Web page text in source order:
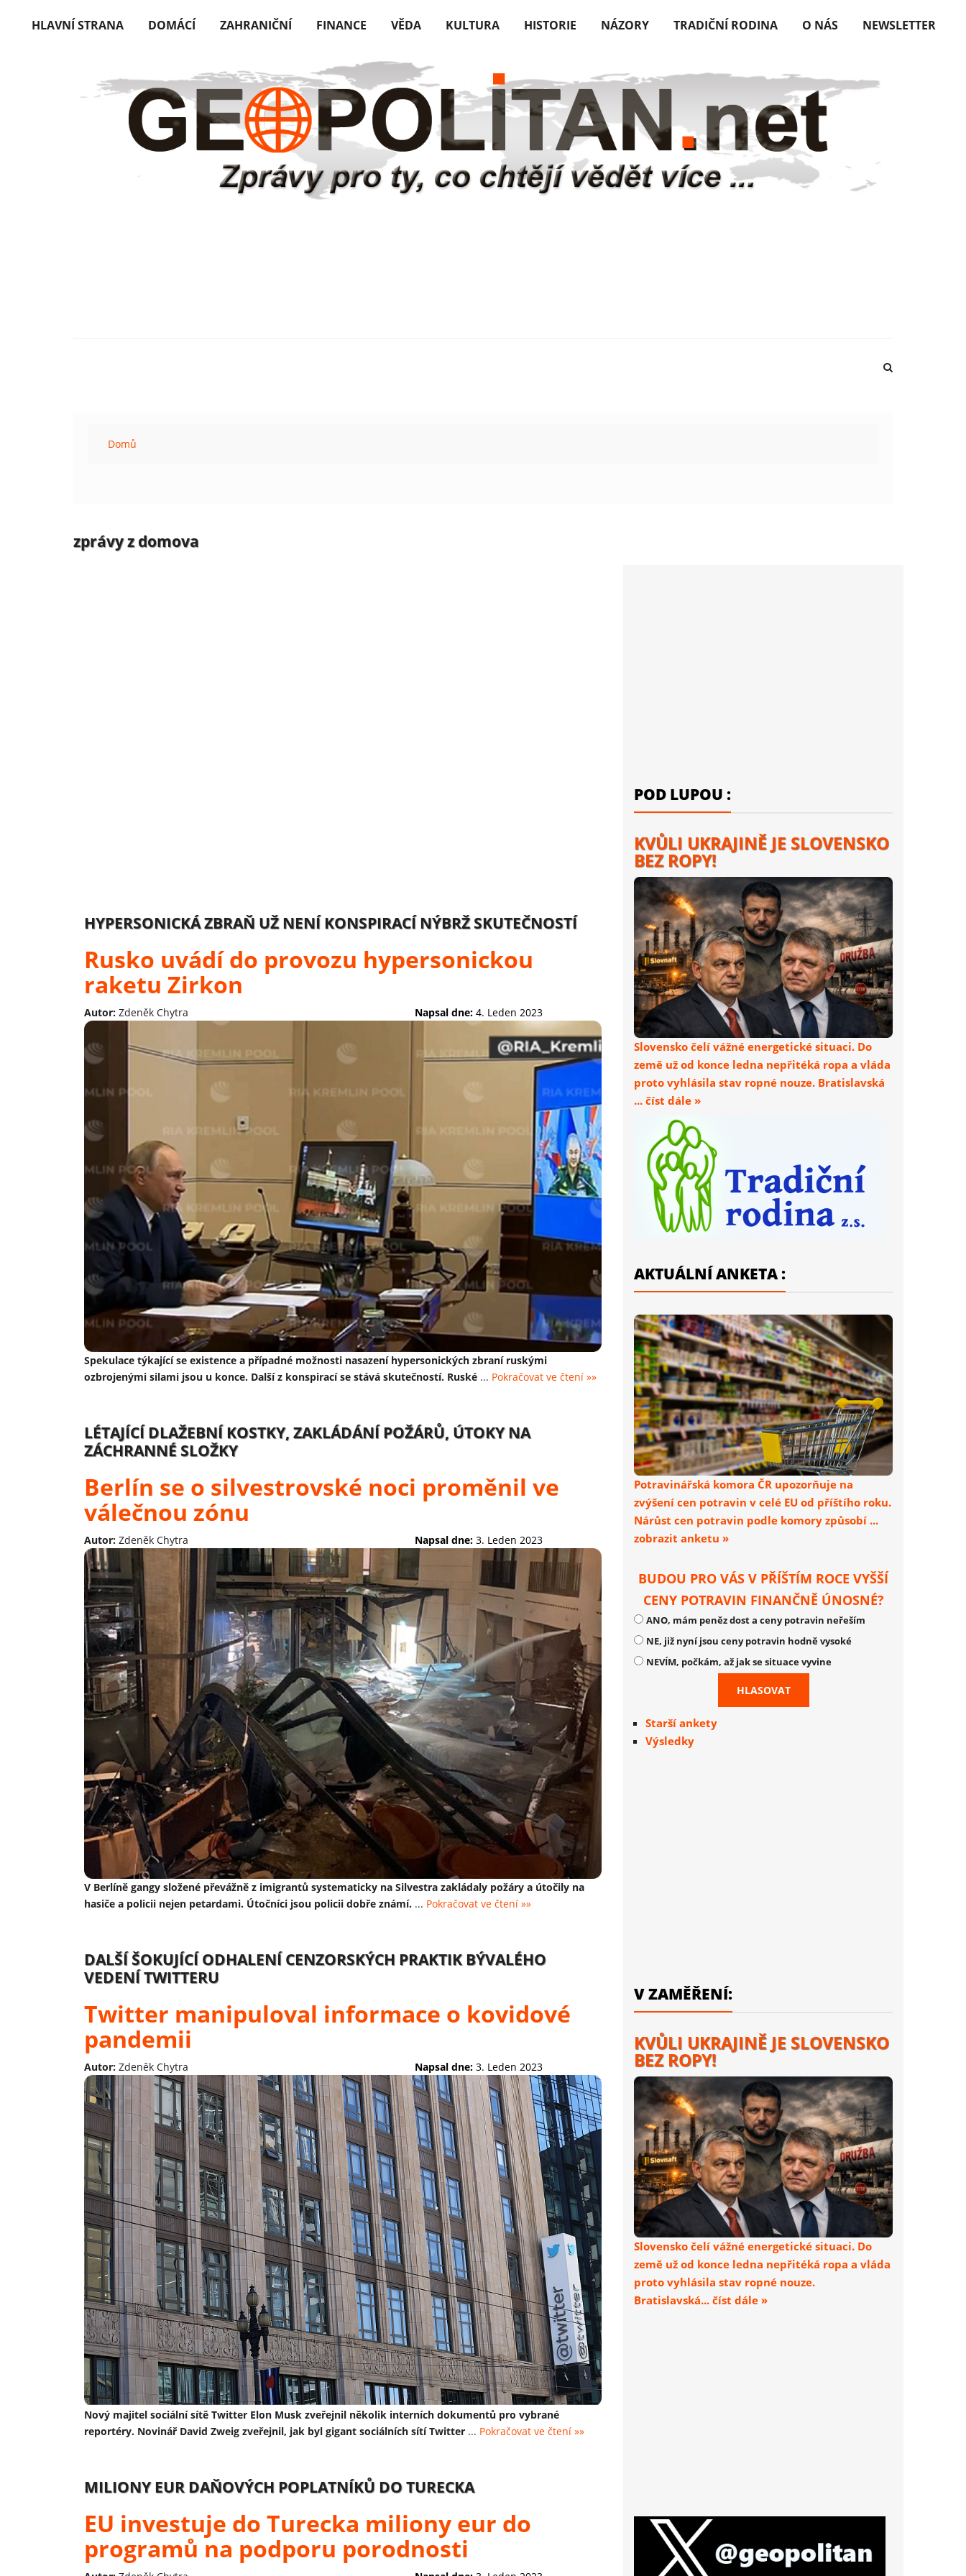
HLAVNÍ STRANA DOMÁCÍ ZAHRANIČNÍ FINANCE VĚDA KULTURA HISTORIE NÁZORY TRADIČNÍ RODINA O NÁS NEWSLETTER
Domů
zprávy z domova
HYPERSONICKÁ ZBRAŇ UŽ NENÍ KONSPIRACÍ NÝBRŽ SKUTEČNOSTÍ
Rusko uvádí do provozu hypersonickou
raketu Zirkon
Autor: Zdeněk Chytra Napsal dne: 4. Leden 2023
Spekulace týkající se existence a případné možnosti nasazení hypersonických zbraní ruskými
ozbrojenými silami jsou u konce. Další z konspirací se stává skutečností. Ruské ... Pokračovat ve čtení »»
LÉTAJÍCÍ DLAŽEBNÍ KOSTKY, ZAKLÁDÁNÍ POŽÁRŮ, ÚTOKY NA
ZÁCHRANNÉ SLOŽKY
Berlín se o silvestrovské noci proměnil ve
válečnou zónu
Autor: Zdeněk Chytra Napsal dne: 3. Leden 2023
V Berlíně gangy složené převážně z imigrantů systematicky na Silvestra zakládaly požáry a útočily na
hasiče a policii nejen petardami. Útočníci jsou policii dobře známí. ... Pokračovat ve čtení »»
DALŠÍ ŠOKUJÍCÍ ODHALENÍ CENZORSKÝCH PRAKTIK BÝVALÉHO
VEDENÍ TWITTERU
Twitter manipuloval informace o kovidové
pandemii
Autor: Zdeněk Chytra Napsal dne: 3. Leden 2023
Nový majitel sociální sítě Twitter Elon Musk zveřejnil několik interních dokumentů pro vybrané
reportéry. Novinář David Zweig zveřejnil, jak byl gigant sociálních sítí Twitter ... Pokračovat ve čtení »»
MILIONY EUR DAŇOVÝCH POPLATNÍKŮ DO TURECKA
EU investuje do Turecka miliony eur do
programů na podporu porodnosti
POD LUPOU :
KVŮLI UKRAJINĚ JE SLOVENSKO
BEZ ROPY!
Slovensko čelí vážné energetické situaci. Do
země už od konce ledna nepřitéká ropa a vláda
proto vyhlásila stav ropné nouze. Bratislavská
... číst dále »
AKTUÁLNÍ ANKETA :
Potravinářská komora ČR upozorňuje na
zvýšení cen potravin v celé EU od příštího roku.
Nárůst cen potravin podle komory způsobí ...
zobrazit anketu »
BUDOU PRO VÁS V PŘÍŠTÍM ROCE VYŠŠÍ
CENY POTRAVIN FINANČNĚ ÚNOSNÉ?
ANO, mám peněz dost a ceny potravin neřeším
NE, již nyní jsou ceny potravin hodně vysoké
NEVÍM, počkám, až jak se situace vyvine
Starší ankety
Výsledky
V ZAMĚŘENÍ:
KVŮLI UKRAJINĚ JE SLOVENSKO
BEZ ROPY!
Slovensko čelí vážné energetické situaci. Do
země už od konce ledna nepřitéká ropa a vláda
proto vyhlásila stav ropné nouze.
Bratislavská... číst dále »